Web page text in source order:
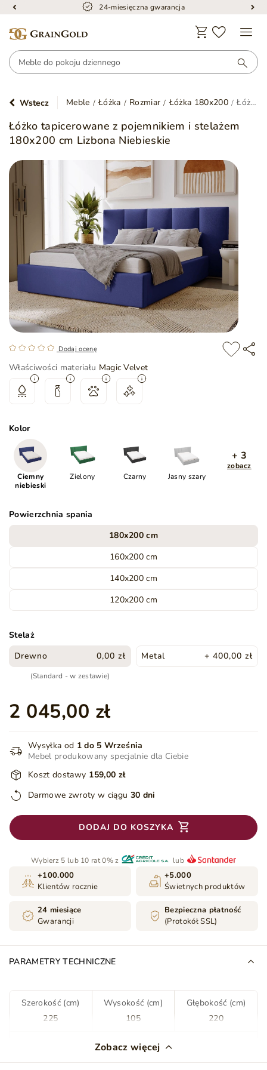
24-miesięczna gwarancja
Wstecz Meble Łóżka Rozmiar Łóżka 180x200 Łóżko tapicerowane z pojemnikiem i stelażem 180x200 cm Lizbona Niebieskie
Łóżko tapicerowane z pojemnikiem i stelażem
180x200 cm Lizbona Niebieskie
Dodaj ocenę
Właściwości materiału Magic Velvet
Kolor
Ciemny
niebieski
Zielony Czarny Jasny szary
+ 3
zobacz
Powierzchnia spania
180x200 cm
160x200 cm
140x200 cm
120x200 cm
Stelaż
Drewno
0,00 zł
(Standard - w zestawie)
Metal + 400,00 zł
2 045,00 zł
Wysyłka od 1 do 5 Września
Mebel produkowany specjalnie dla Ciebie
Koszt dostawy 159,00 zł
Darmowe zwroty w ciągu 30 dni
DODAJ DO KOSZYKA
Wybierz 5 lub 10 rat 0% z lub
+100.000
Klientów rocznie
+5.000
Świetnych produktów
24 miesiące
Gwarancji
Bezpieczna płatność
(Protokół SSL)
PARAMETRY TECHNICZNE
Szerokość (cm)
225
Wysokość (cm)
105
Głębokość (cm)
220
Ciemny niebieski
Zobacz więcej